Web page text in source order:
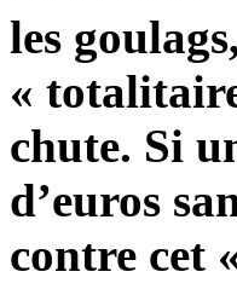
les
«
chute. Si
d’euros
contre cet